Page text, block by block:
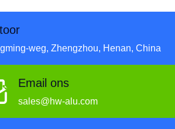
weg, Zhengzhou, Henan, China
Email ons
sales@hw-alu.com